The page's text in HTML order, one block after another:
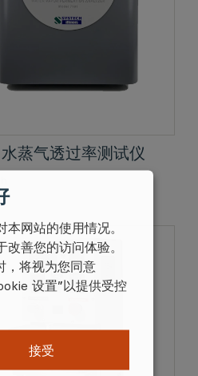
蒸气透过率测试仪
网站的使用情况。
善您的访问体验。
，将视为您同意
设置”以提供受控
接受